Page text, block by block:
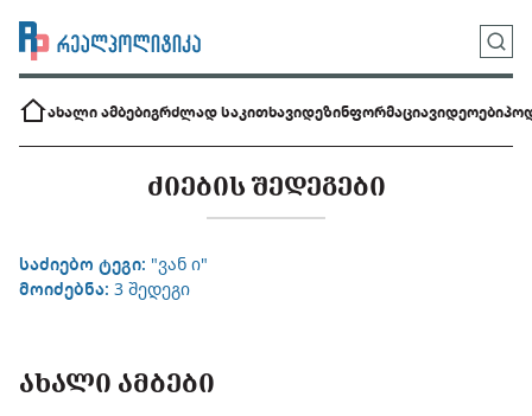
ახალი ამბებიგრძლად საკითხავიდეზინფორმაციავიდეოები
ᲫᲘᲔᲑᲘᲡ ᲨᲔᲓᲔᲒᲔᲑᲘ
საძიებო ტეგი: "ვან ი"
მოიძებნა: 3 შედეგი
ᲐᲮᲐᲚᲘ ᲐᲛᲑᲔᲑᲘ